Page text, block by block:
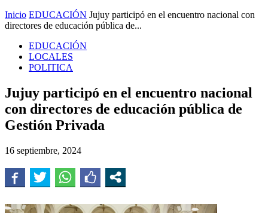
Inicio EDUCACIÓN Jujuy participó en el encuentro nacional con
directores de educación pública de...
EDUCACIÓN
LOCALES
POLITICA
Jujuy participó en el encuentro nacional
con directores de educación pública de
Gestión Privada
16 septiembre, 2024